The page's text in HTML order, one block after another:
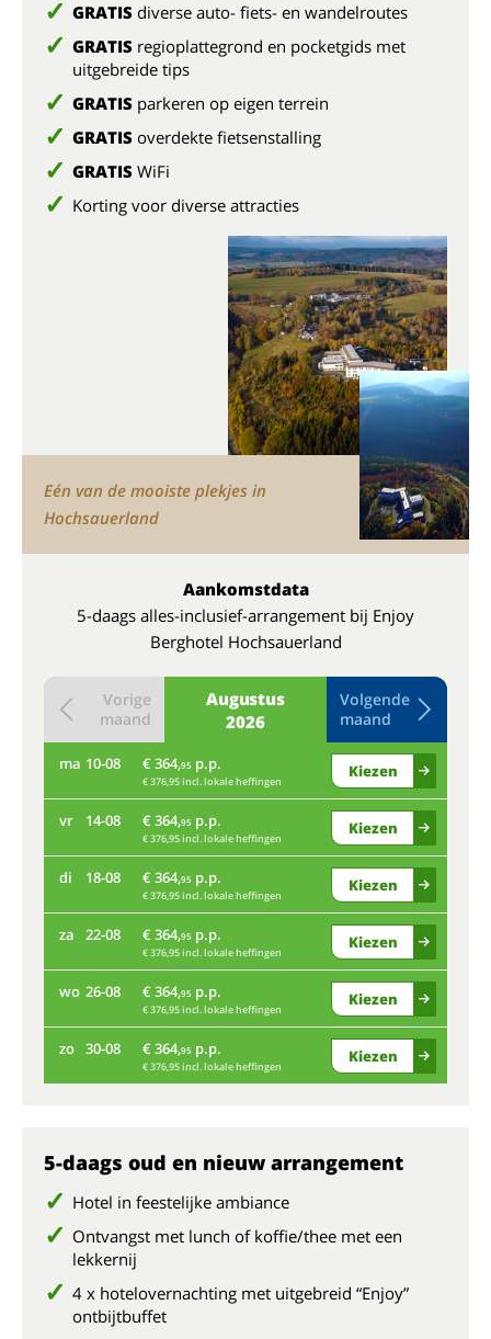
GRATIS diverse auto- fiets- en wandelroutes
GRATIS regioplattegrond en pocketgids met
uitgebreide tips
GRATIS parkeren op eigen terrein
GRATIS overdekte fietsenstalling
GRATIS WiFi
Korting voor diverse attracties
Eén van de mooiste plekjes in
Hochsauerland
Aankomstdata
5-daags alles-inclusief-arrangement bij Enjoy
Berghotel Hochsauerland
Augustus
2026
Vorige
maand
Volgende
maand
ma 10-08 € 364,95 p.p.
€ 376,95 incl. lokale heffingen
Kiezen
vr 14-08 € 364,95 p.p.
€ 376,95 incl. lokale heffingen
Kiezen
di 18-08 € 364,95 p.p.
€ 376,95 incl. lokale heffingen
Kiezen
za 22-08 € 364,95 p.p.
€ 376,95 incl. lokale heffingen
Kiezen
wo 26-08 € 364,95 p.p.
€ 376,95 incl. lokale heffingen
Kiezen
zo 30-08 € 364,95 p.p.
€ 376,95 incl. lokale heffingen
Kiezen
5-daags oud en nieuw arrangement
Hotel in feestelijke ambiance
Ontvangst met lunch of koffie/thee met een
lekkernij
4 x hotelovernachting met uitgebreid “Enjoy”
ontbijtbuffet